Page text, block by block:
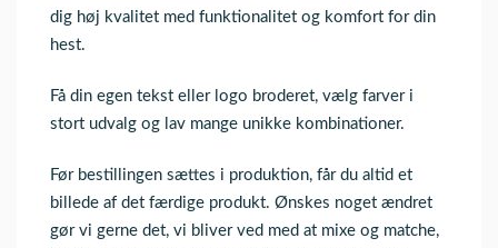
dig høj kvalitet med funktionalitet og komfort for din
hest.
Få din egen tekst eller logo broderet, vælg farver i
stort udvalg og lav mange unikke kombinationer.
Før bestillingen sættes i produktion, får du altid et
billede af det færdige produkt. Ønskes noget ændret
gør vi gerne det, vi bliver ved med at mixe og matche,